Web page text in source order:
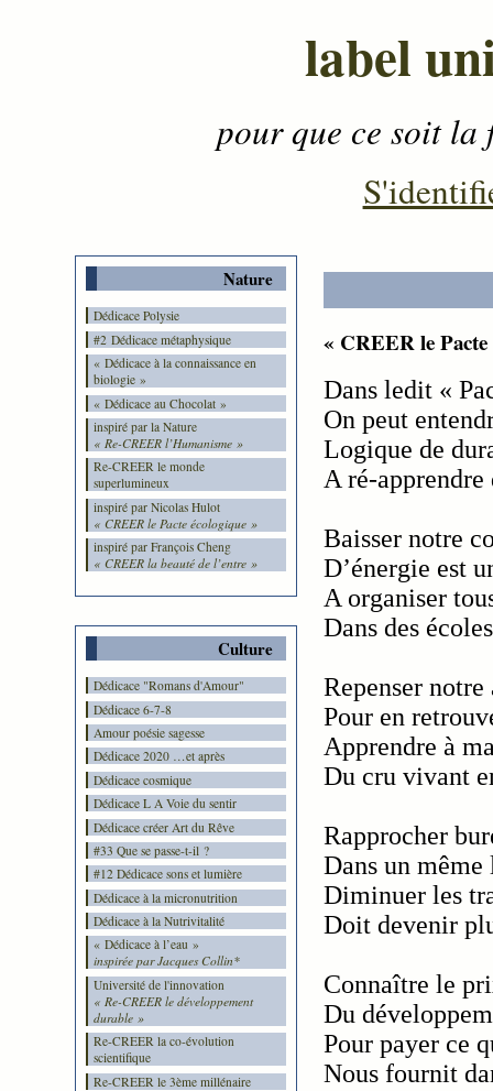
label
pour que ce soit
Nature
Dédicace Polysie
#2 Dédicace métaphysique
« Dédicace à la connaissance en
biologie »
« Dédicace au Chocolat »
inspiré par la Nature
« Re-CREER l’Humanisme »
Re-CREER le monde
superlumineux
inspiré par Nicolas Hulot
« CREER le Pacte écologique »
inspiré par François Cheng
« CREER la beauté de l’entre »
Culture
Dédicace "Romans d'Amour"
Dédicace 6-7-8
Amour poésie sagesse
Dédicace 2020 …et après
Dédicace cosmique
Dédicace L A Voie du sentir
Dédicace créer Art du Rêve
#33 Que se passe-t-il ?
#12 Dédicace sons et lumière
Dédicace à la micronutrition
Dédicace à la Nutrivitalité
« Dédicace à l’eau »
inspirée par Jacques Collin*
Université de l'innovation
« Re-CREER le développement
durable »
Re-CREER la co-évolution
scientifique
Re-CREER le 3ème millénaire
« CREER le Pacte
Dans ledit «
On peut
Logique de
A ré-apprendre
Baisser notre
D’énergie est
A organiser
Dans des
Repenser
Pour en
Apprendre à
Du cru vivant
Rapprocher
Dans un
Diminuer les
Doit devenir
Connaître le
Du
Pour payer ce
Nous fournit